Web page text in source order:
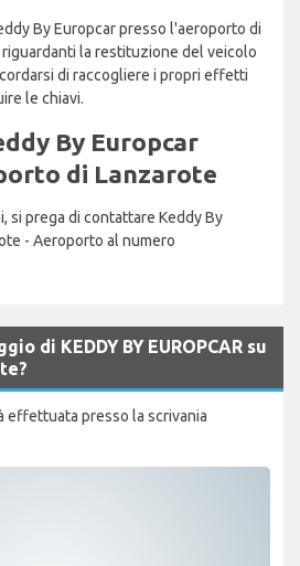
By Europcar presso l'aeroporto di
la restituzione del veicolo
di raccogliere i propri effetti
le chiavi.
By Europcar
di Lanzarote
si prega di contattare Keddy By
- Aeroporto al numero
di KEDDY BY EUROPCAR su
effettuata presso la scrivania